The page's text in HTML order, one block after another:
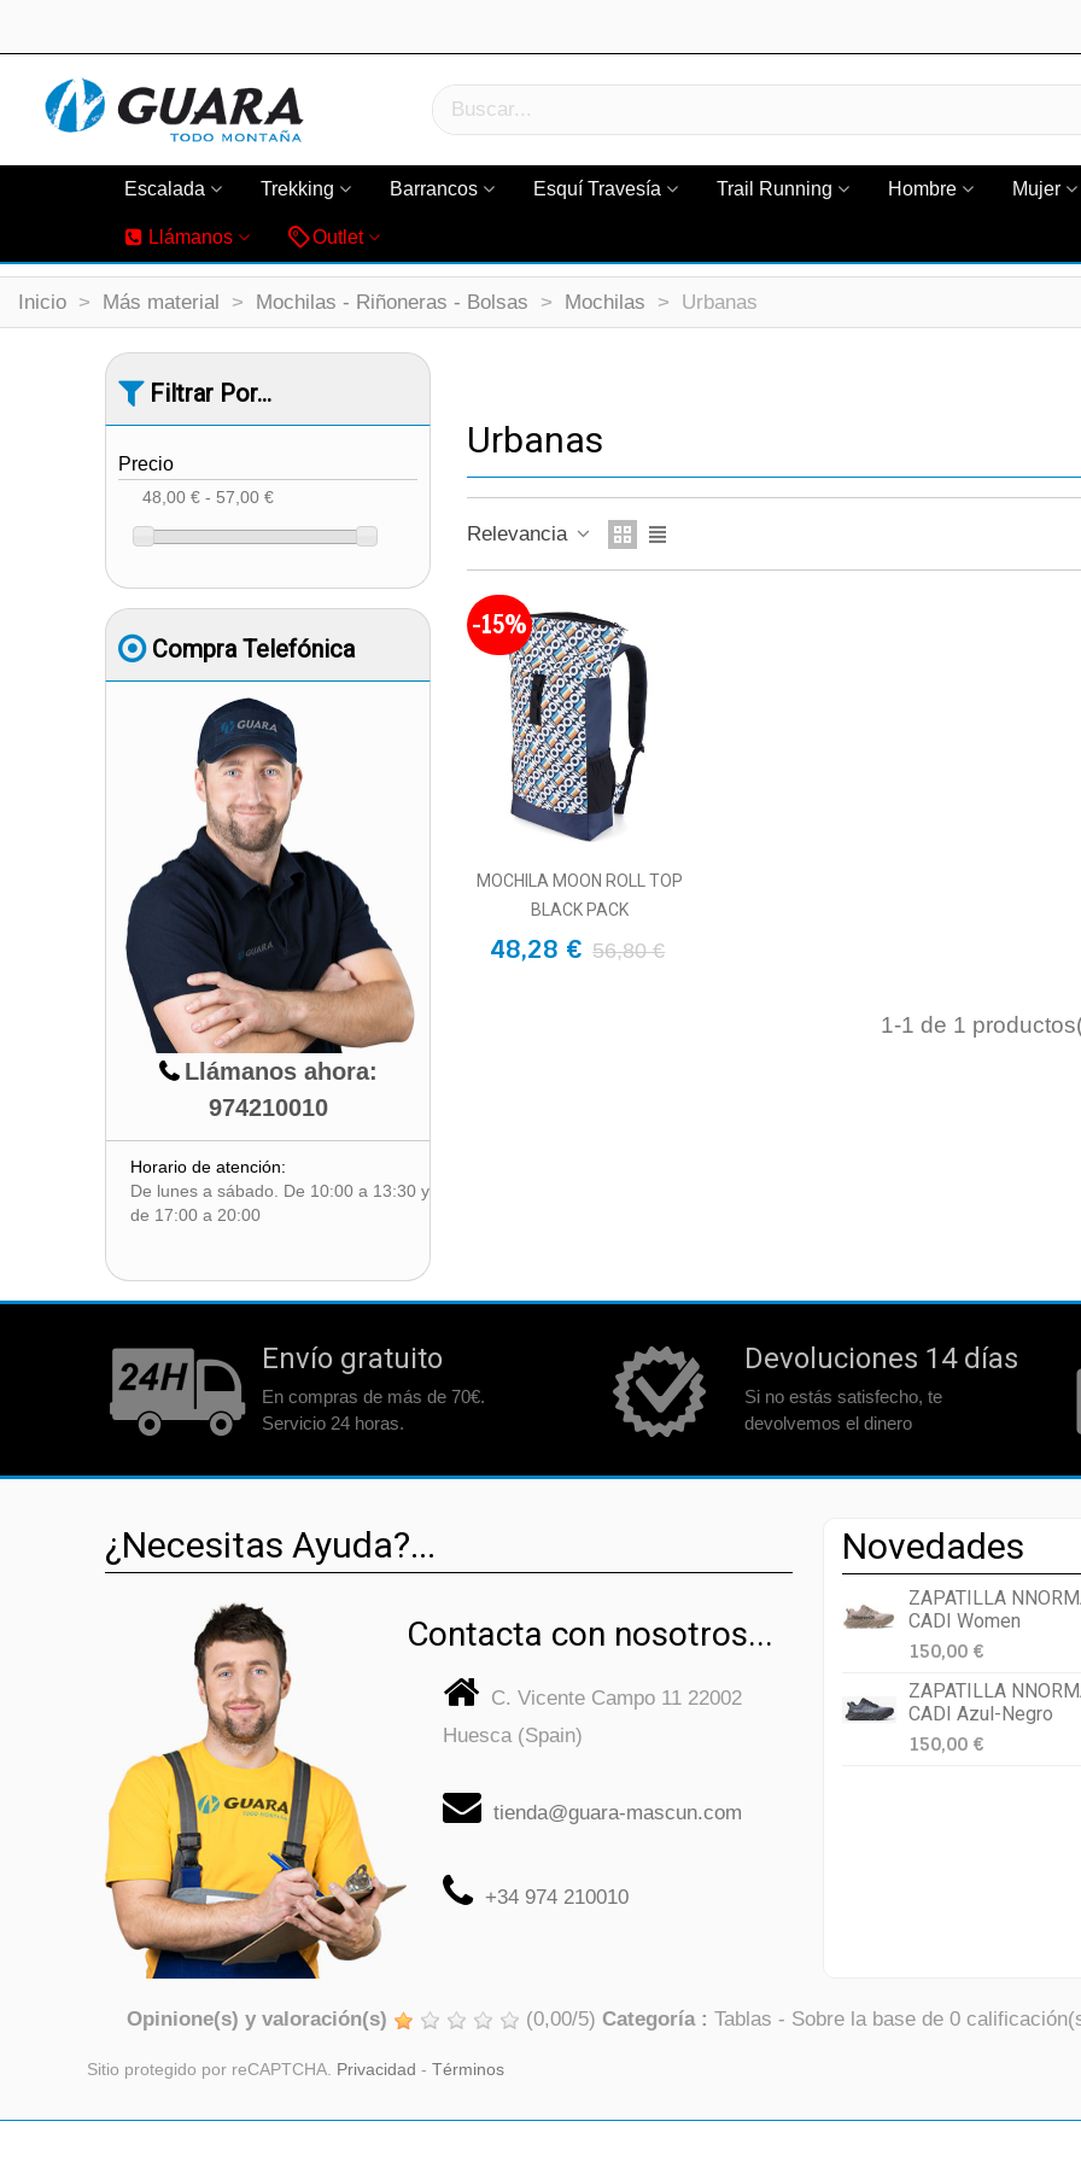
Escalada Trekking Barrancos Esquí Travesía Trail Running Hombre Mujer
Llámanos Outlet
Inicio > Más material > Mochilas - Riñoneras - Bolsas > Mochilas > Urbanas
Filtrar Por...
Precio
48,00 € - 57,00 €
Compra Telefónica
Llámanos ahora:
974210010
Horario de atención:
De lunes a sábado. De 10:00 a 13:30 y
de 17:00 a 20:00
Urbanas
Relevancia
-15%
MOCHILA MOON ROLL TOP
BLACK PACK
48,28 € 56,80 €
1-1 de 1
Envío gratuito
En compras de más de 70€.
Servicio 24 horas.
Devoluciones 14 días
Si no estás satisfecho, te
devolvemos el dinero
¿Necesitas Ayuda?...
Contacta con nosotros...
C. Vicente Campo 11 22002
Huesca (Spain)
tienda@guara-mascun.com
+34 974 210010
Novedades
ZAPATILLA
CADI Women
150,00 €
ZAPATILLA
CADI Azul-Negro
150,00 €
Opinione(s) y valoración(s) (0,00/5) Categoría : Tablas - Sobre la base de 0
Sitio protegido por reCAPTCHA. Privacidad - Términos